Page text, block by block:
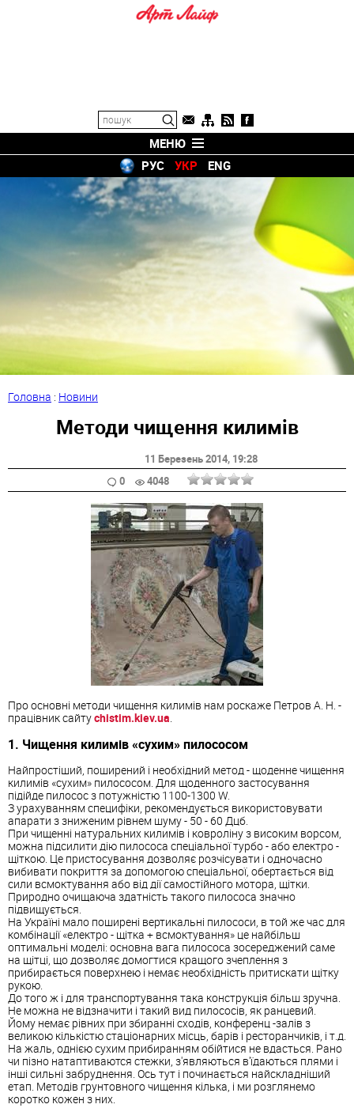
МЕНЮ
РУС
УКР ENG
Головна : Новини
Методи чищення килимів
11 Березень 2014, 19:28
0
4048
Про основні методи чищення килимів нам роскаже Петров А. Н. -
працівник сайтуchistim.kiev.ua
1. Чищення килимів «сухим» пилососом
Найпростіший, поширений і необхідний метод - щоденне чищення
килимів «сухим» пилососом. Для щоденного застосування
підійде пилосос з потужністю 1100-1300 W.
З урахуванням специфіки, рекомендується використовувати
апарати з зниженим рівнем шуму - 50 - 60 Дцб.
При чищенні натуральних килимів і ковроліну з високим ворсом,
можна підсилити дію пилососа спеціальної турбо - або електро -
щіткою. Це пристосування дозволяє розчісувати і одночасно
вибивати покриття за допомогою спеціальної, обертається від
сили всмоктування або від дії самостійного мотора, щітки.
Природно очищаюча здатність такого пилососа значно
підвищується.
На Україні мало поширені вертикальні пилососи, в той же час для
комбінації «електро - щітка + всмоктування» це найбільш
оптимальні моделі: основна вага пилососа зосереджений саме
на щітці, що дозволяє домогтися кращого зчеплення з
прибирається поверхнею і немає необхідність притискати щітку
рукою.
До того ж і для транспортування така конструкція більш зручна.
Не можна не відзначити і такий вид пилососів, як ранцевий.
Йому немає рівних при збиранні сходів, конференц -залів з
великою кількістю стаціонарних місць, барів і ресторанчиків, і т.д.
На жаль, однією сухим прибиранням обійтися не вдасться. Рано
чи пізно натаптиваются стежки, з'являються в'їдаються плями і
інші сильні забруднення. Ось тут і починається найскладніший
етап. Методів грунтовного чищення кілька, і ми розглянемо
коротко кожен з них.